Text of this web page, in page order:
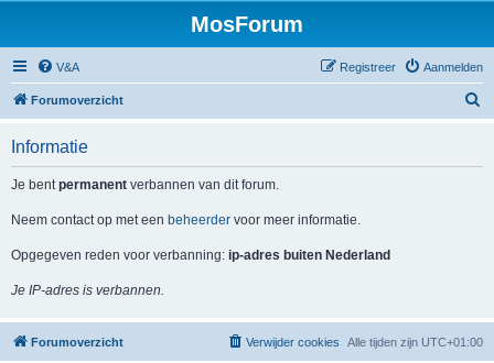
MosForum
V&A Aanmelden
Registreer
Forumoverzicht
Informatie
Je bentpermanent verbannen van dit forum.
Neem contact op met een beheerder voor meer informatie.
Opgegeven reden voor verbanning: ip-adres buiten Nederland
Je IP-adres is verbannen.
Forumoverzicht Alle tijden zijn UTC+01:00
Verwijder cookies